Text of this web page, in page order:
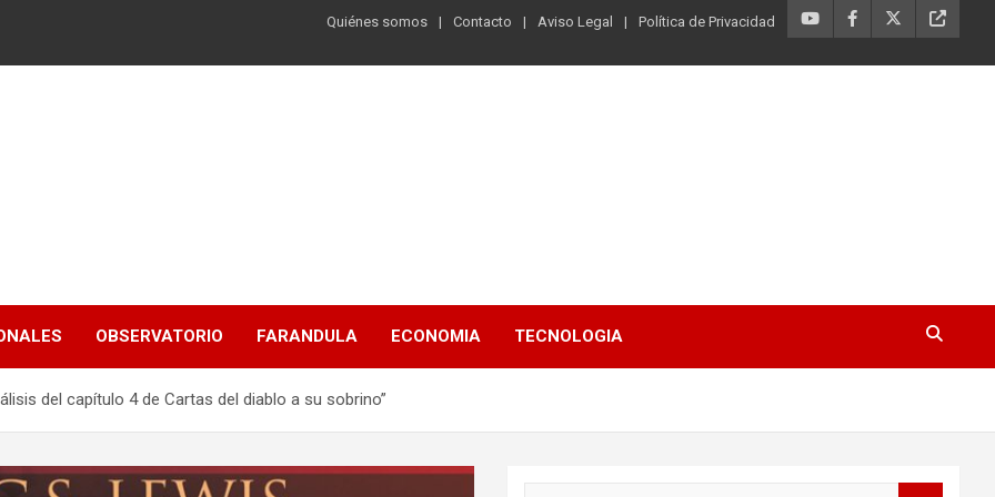
Quiénes somos Contacto Aviso Legal Política de Privacidad
OBSERVATORIO FARANDULA ECONOMIA TECNOLOGIA
del capítulo 4 de Cartas del diablo a su sobrino”